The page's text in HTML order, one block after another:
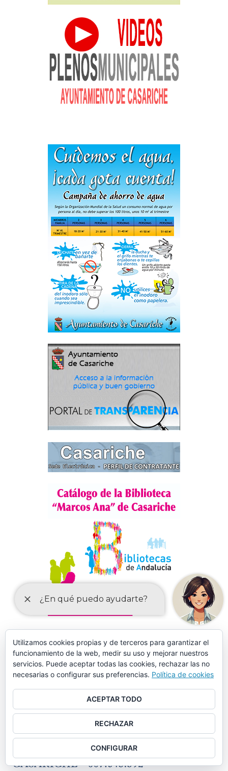
MÁS DE 150 CURSOS EN AULA MENTOR CASARICHE
Utilizamos cookies propias y de terceros para garantizar el
funcionamiento de la web, medir su uso y mejorar nuestros
servicios. Puede aceptar todas las cookies, rechazar las no
necesarias o configurar sus preferencias. Política de cookies
ACEPTAR TODO
RECHAZAR
CONFIGURAR